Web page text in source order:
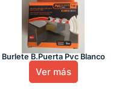
Burlete B.Puerta Pvc Blanco
Ver más